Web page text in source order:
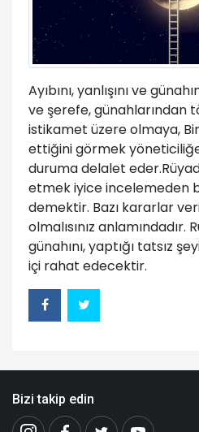
Ayıbını, yanlışını ve
ve şerefe, günahlarından
istikamet üzere olmaya,
ettiğini görmek
duruma delalet
etmek iyice incelemeden
demektir. Bazı kararlar
olmalısınız anlamındadır.
günahını, yaptığı tatsız
içi rahat edecektir.
Bizi takip edin